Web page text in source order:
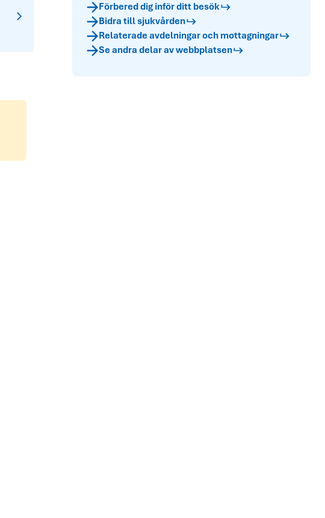
Förbered dig inför ditt besök
Bidra till sjukvården
Relaterade avdelningar och mottagningar
Se andra delar av webbplatsen